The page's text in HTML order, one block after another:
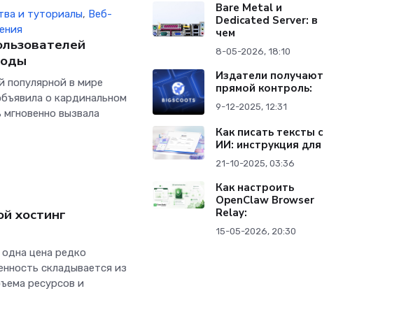
и туториалы, Веб-
популярной в мире
о кардинальном
вызвала
хостинг
цена редко
складывается из
ресурсов и
Bare Metal и
Dedicated Server: в
чем
8-05-2026, 18:10
Издатели получают
прямой контроль:
9-12-2025, 12:31
Как писать тексты с
ИИ: инструкция для
21-10-2025, 03:36
Как настроить
OpenClaw Browser
Relay:
15-05-2026, 20:30